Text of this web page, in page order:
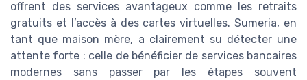
offrent des services avantageux comme les retraits
gratuits et l’accès à des cartes virtuelles. Sumeria, en
tant que maison mère, a clairement su détecter une
attente forte : celle de bénéficier de services bancaires
modernes sans passer par les étapes souvent